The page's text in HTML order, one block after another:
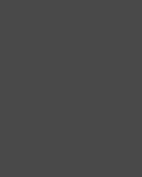
для